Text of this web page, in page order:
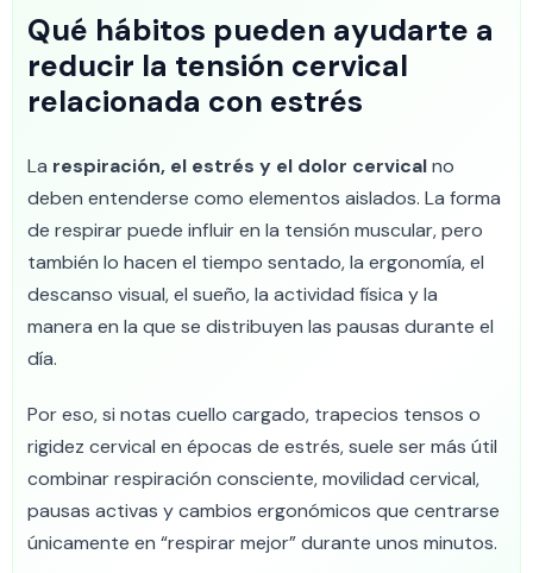
Qué hábitos pueden ayudarte a
reducir la tensión cervical
relacionada con estrés
La respiración, el estrés y el dolor cervicalno
deben entenderse como elementos aislados. La forma
de respirar puede influir en la tensión muscular, pero
también lo hacen el tiempo sentado, la ergonomía, el
descanso visual, el sueño, la actividad física y la
manera en la que se distribuyen las pausas durante el
día.
Por eso, si notas cuello cargado, trapecios tensos o
rigidez cervical en épocas de estrés, suele ser más útil
combinar respiración consciente, movilidad cervical,
pausas activas y cambios ergonómicos que centrarse
únicamente en “respirar mejor” durante unos minutos.